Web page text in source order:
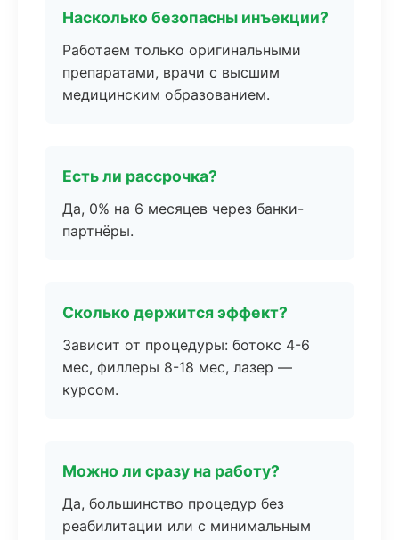
Насколько безопасны инъекции?
Работаем только оригинальными
препаратами, врачи с высшим
медицинским образованием.
Есть ли рассрочка?
Да, 0% на 6 месяцев через банки-
партнёры.
Сколько держится эффект?
Зависит от процедуры: ботокс 4-6
мес, филлеры 8-18 мес, лазер —
курсом.
Можно ли сразу на работу?
Да, большинство процедур без
реабилитации или с минимальным